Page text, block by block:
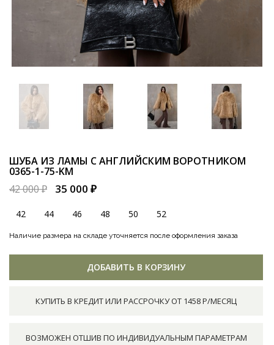
ШУБА ИЗ ЛАМЫ С АНГЛИЙСКИМ ВОРОТНИКОМ
0365-1-75-KM
42 000 ₽
35 000 ₽
42 44 46 48 50 52
Наличие размера на складе уточняется после оформления заказа
ДОБАВИТЬ В КОРЗИНУ
КУПИТЬ В КРЕДИТ ИЛИ РАССРОЧКУ ОТ 1458 Р/МЕСЯЦ
ВОЗМОЖЕН ОТШИВ ПО ИНДИВИДУАЛЬНЫМ ПАРАМЕТРАМ